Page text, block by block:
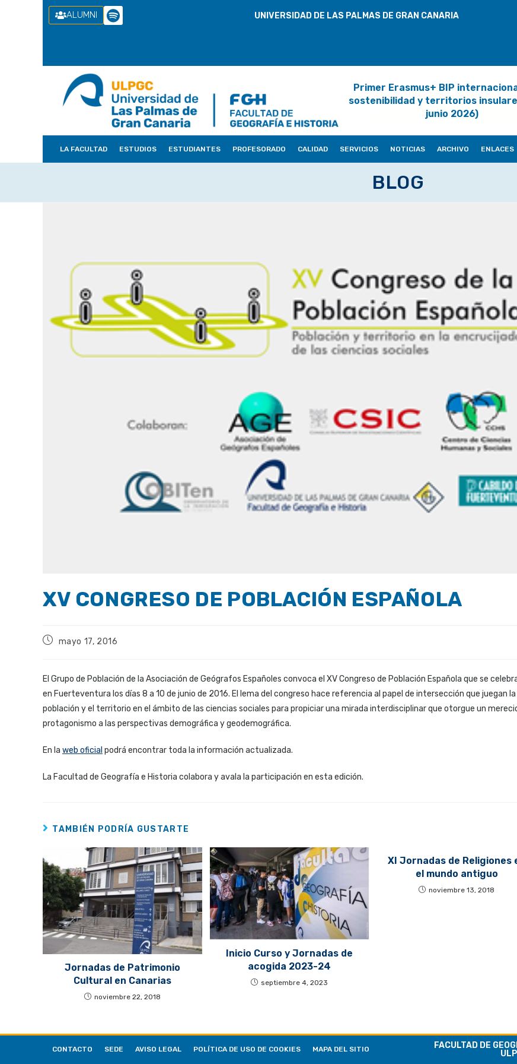
ALUMNI UNIVERSIDAD DE LAS PALMAS DE GRAN CANARIA
Primer Erasmus+ BIP
sostenibilidad y territorios
junio 2026)
LA FACULTAD ESTUDIOS ESTUDIANTES PROFESORADO CALIDAD SERVICIOS NOTICIAS ARCHIVO ENLACES
BLOG
XV CONGRESO DE POBLACIÓN ESPAÑOLA
mayo 17, 2016
El Grupo de Población de la Asociación de Geógrafos Españoles convoca el XV Congreso de Población Española que se
en Fuerteventura los días 8 a 10 de junio de 2016. El lema del congreso hace referencia al papel de intersección que juegan la
población y el territorio en el ámbito de las ciencias sociales para propiciar una mirada interdisciplinar que otorgue un
protagonismo a las perspectivas demográfica y geodemográfica.
En la web oficial podrá encontrar toda la información actualizada.
La Facultad de Geografía e Historia colabora y avala la participación en esta edición.
TAMBIÉN PODRÍA GUSTARTE
Jornadas de Patrimonio
Cultural en Canarias
noviembre 22, 2018
Inicio Curso y Jornadas de
acogida 2023-24
septiembre 4, 2023
XI Jornadas de Religiones
el mundo antiguo
noviembre 13, 2018
CONTACTO SEDE AVISO LEGAL POLÍTICA DE USO DE COOKIES MAPA DEL SITIO
FACULTAD DE